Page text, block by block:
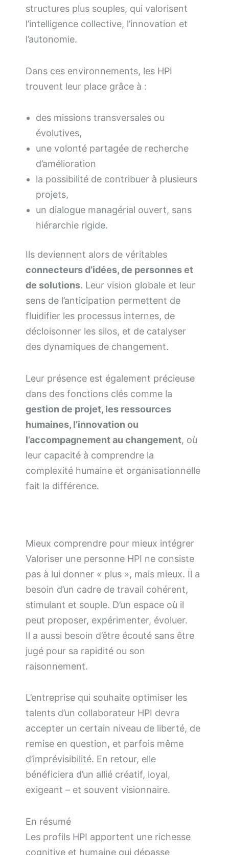
structures plus souples, qui valorisent
l’intelligence collective, l’innovation et
l’autonomie.
Dans ces environnements, les HPI
trouvent leur place grâce à :
des missions transversales ou
évolutives,
une volonté partagée de recherche
d’amélioration
la possibilité de contribuer à plusieurs
projets,
un dialogue managérial ouvert, sans
hiérarchie rigide.
Ils deviennent alors de véritables
connecteurs d’idées, de personnes et
de solutions. Leur vision globale et leur
sens de l’anticipation permettent de
fluidifier les processus internes, de
décloisonner les silos, et de catalyser
des dynamiques de changement.
Leur présence est également précieuse
dans des fonctions clés comme la
gestion de projet, les ressources
humaines, l’innovation ou
l’accompagnement au changement, où
leur capacité à comprendre la
complexité humaine et organisationnelle
fait la différence.
Mieux comprendre pour mieux intégrer
Valoriser une personne HPI ne consiste
pas à lui donner « plus », mais mieux. Il a
besoin d’un cadre de travail cohérent,
stimulant et souple. D’un espace où il
peut proposer, expérimenter, évoluer.
Il a aussi besoin d’être écouté sans être
jugé pour sa rapidité ou son
raisonnement.
L’entreprise qui souhaite optimiser les
talents d’un collaborateur HPI devra
accepter un certain niveau de liberté, de
remise en question, et parfois même
d’imprévisibilité. En retour, elle
bénéficiera d’un allié créatif, loyal,
exigeant – et souvent visionnaire.
En résumé
Les profils HPI apportent une richesse
cognitive et humaine qui dépasse